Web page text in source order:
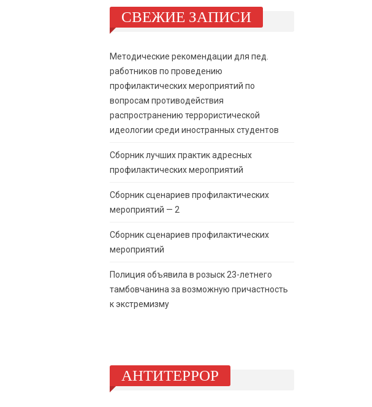
СВЕЖИЕ ЗАПИСИ
Методические рекомендации для пед.
работников по проведению
профилактических мероприятий по
вопросам противодействия
распространению террористической
идеологии среди иностранных студентов
Сборник лучших практик адресных
профилактических мероприятий
Сборник сценариев профилактических
мероприятий — 2
Сборник сценариев профилактических
мероприятий
Полиция объявила в розыск 23-летнего
тамбовчанина за возможную причастность
к экстремизму
АНТИТЕРРОР